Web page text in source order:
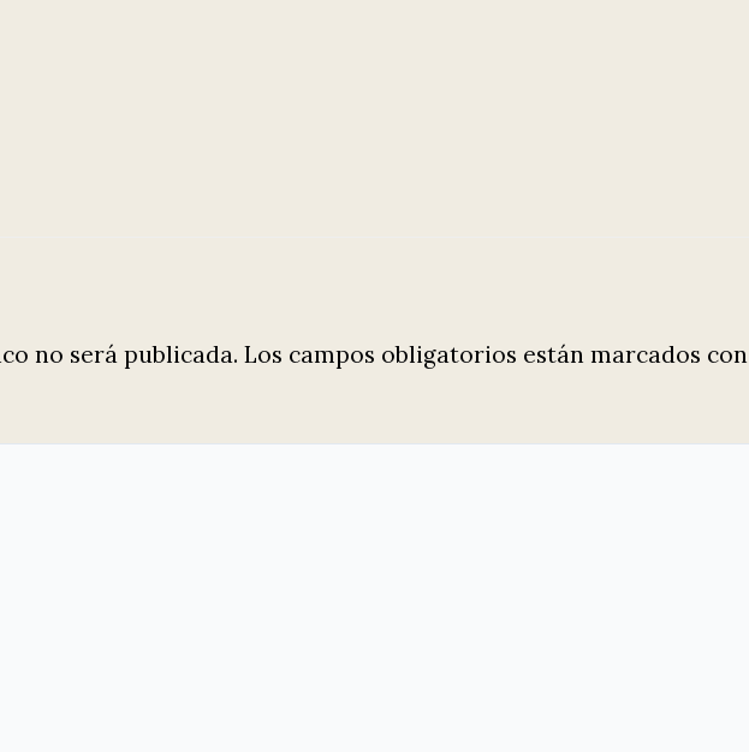
no será publicada. Los campos obligatorios están marcados con